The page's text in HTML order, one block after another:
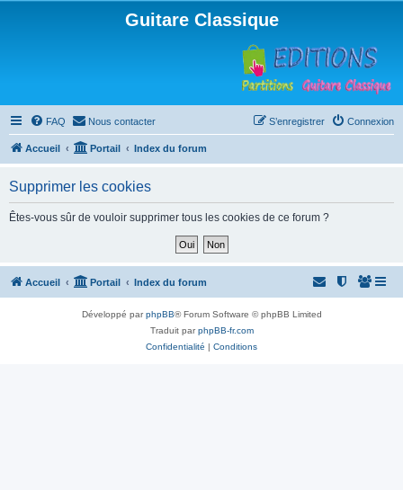
Guitare Classique
FAQ Nous contacter Connexion
S’enregistrer
Accueil Portail Index du forum
Supprimer les cookies
Êtes-vous sûr de vouloir supprimer tous les cookies de ce forum ?
Accueil Portail Index du forum
Développé parphpBB® Forum Software © phpBB Limited
Traduit parphpBB-fr.com
Confidentialité | Conditions